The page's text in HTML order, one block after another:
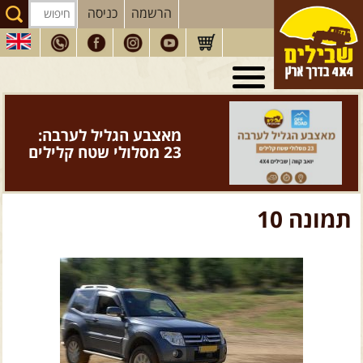
הרשמה כניסה
טיולי 4X4
בארץ
מסעות בעולם
טיוליםלרכב פנאי
הדרכותנהיגה
המדריכים שלנו
הירשמו לניוזלטר שבילים
הבלוג של יואב קווה
פודקאסט ג'יפאות
מאצבע הגליל לערבה:
23 מסלולי שטח קלילים
תמונה 10